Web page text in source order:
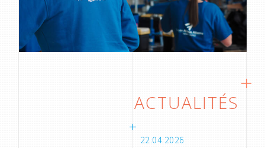
ACTUALITÉS
22.04.2026